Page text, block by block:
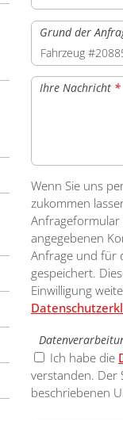
Grund der
Ihre Nachricht *
Wenn Sie uns
zukommen
angegebenen
Anfrage und für
gespeichert.
Einwilligung
Ich habe die
verstanden. Der
beschriebenen